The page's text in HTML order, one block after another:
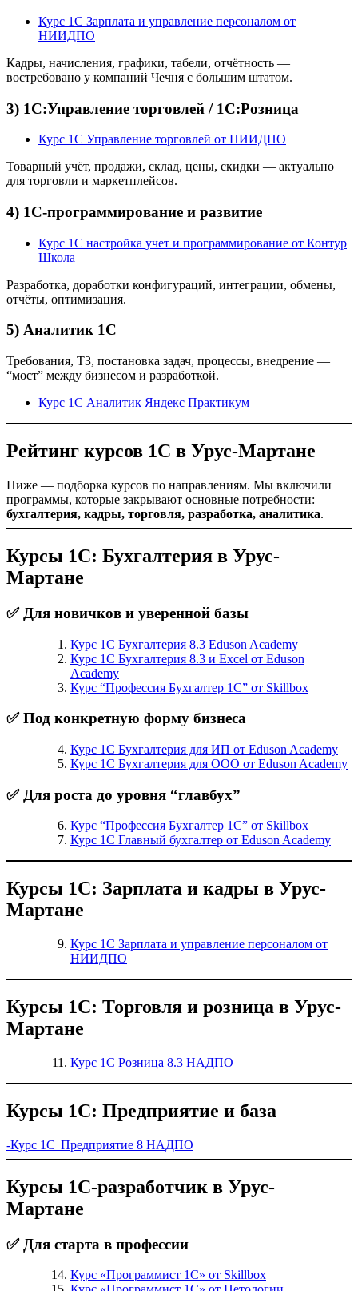
Курс 1С Зарплата и управление персоналом от
НИИДПО
Кадры, начисления, графики, табели, отчётность —
востребовано у компаний Чечня с большим штатом.
3) 1С:Управление торговлей / 1С:Розница
Курс 1С Управление торговлей от НИИДПО
Товарный учёт, продажи, склад, цены, скидки — актуально
для торговли и маркетплейсов.
4) 1С-программирование и развитие
Курс 1С настройка учет и программирование от Контур
Школа
Разработка, доработки конфигураций, интеграции, обмены,
отчёты, оптимизация.
5) Аналитик 1С
Требования, ТЗ, постановка задач, процессы, внедрение —
“мост” между бизнесом и разработкой.
Курс 1С Аналитик Яндекс Практикум
Рейтинг курсов 1С в Урус-Мартане
Ниже — подборка курсов по направлениям. Мы включили
программы, которые закрывают основные потребности:
бухгалтерия, кадры, торговля, разработка, аналитика.
Курсы 1С: Бухгалтерия в Урус-
Мартане
✅ Для новичков и уверенной базы
Курс 1С Бухгалтерия 8.3 Eduson Academy
Курс 1С Бухгалтерия 8.3 и Excel от Eduson
Academy
Курс “Профессия Бухгалтер 1С” от Skillbox
✅ Под конкретную форму бизнеса
Курс 1С Бухгалтерия для ИП от Eduson Academy
Курс 1С Бухгалтерия для ООО от Eduson Academy
✅ Для роста до уровня “главбух”
Курс “Профессия Бухгалтер 1С” от Skillbox
Курс 1С Главный бухгалтер от Eduson Academy
Курсы 1С: Зарплата и кадры в Урус-
Мартане
Курс 1С Зарплата и управление персоналом от
НИИДПО
Курсы 1С: Торговля и розница в Урус-
Мартане
Курс 1С Розница 8.3 НАДПО
Курсы 1С: Предприятие и база
-Курс 1С Предприятие 8 НАДПО
Курсы 1С-разработчик в Урус-
Мартане
✅ Для старта в профессии
Курс «Программист 1С» от Skillbox